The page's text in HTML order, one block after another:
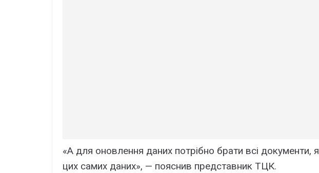
«А для оновлення даних потрібно брати всі документи,
цих самих даних», — пояснив представник ТЦК.